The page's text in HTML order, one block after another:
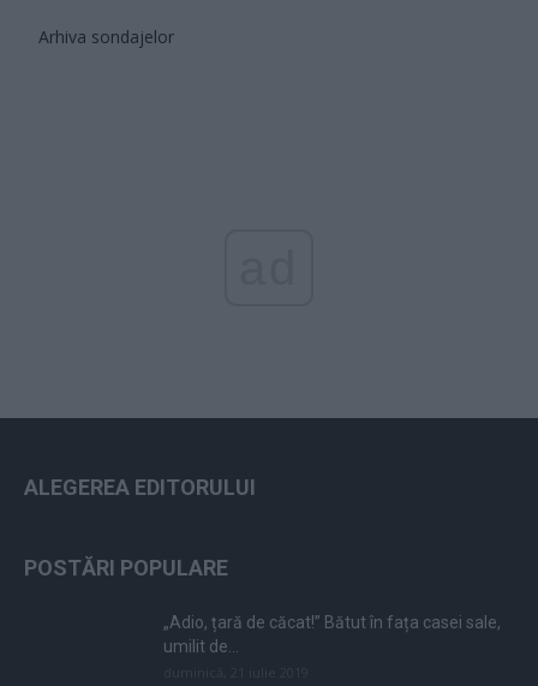
Arhiva sondajelor
ALEGEREA EDITORULUI
POSTĂRI POPULARE
„Adio, țară de căcat!” Bătut în fața casei sale,
umilit de...